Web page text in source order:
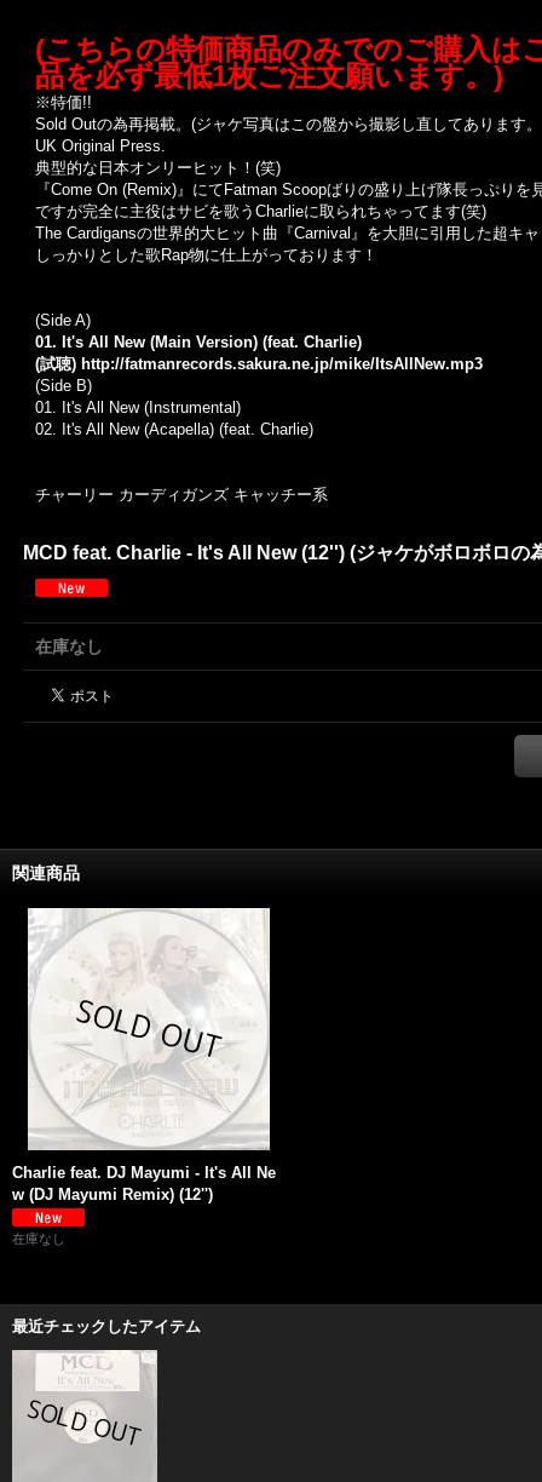
(こちらの特価商品のみでのご購入は
品を必ず最低1枚ご注文願います。)
※特価!!
Sold Outの為再掲載。(ジャケ写真はこの盤から撮影し直してあります
UK Original Press.
典型的な日本オンリーヒット！(笑)
『Come On (Remix)』にてFatman Scoopばりの盛り上げ隊長っぷりを
ですが完全に主役はサビを歌うCharlieに取られちゃってます(笑)
The Cardigansの世界的大ヒット曲『Carnival』を大胆に引用した超キ
しっかりとした歌Rap物に仕上がっております！
(Side A)
01. It's All New (Main Version) (feat. Charlie)
(試聴) http://fatmanrecords.sakura.ne.jp/mike/ItsAllNew.mp3
(Side B)
01. It's All New (Instrumental)
02. It's All New (Acapella) (feat. Charlie)
チャーリー カーディガンズ キャッチー系
MCD feat. Charlie - It's All New (12'') (ジャケがボロボロの
在庫なし
関連商品
Charlie feat. DJ Mayumi - It's All Ne
w (DJ Mayumi Remix) (12'')
在庫なし
最近チェックしたアイテム